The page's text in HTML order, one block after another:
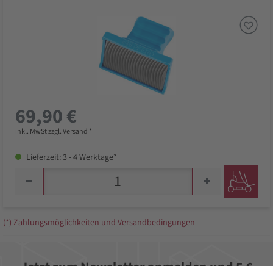
69,90 €
inkl. MwSt zzgl. Versand *
Lieferzeit: 3 - 4 Werktage*
(*) Zahlungsmöglichkeiten und Versandbedingungen